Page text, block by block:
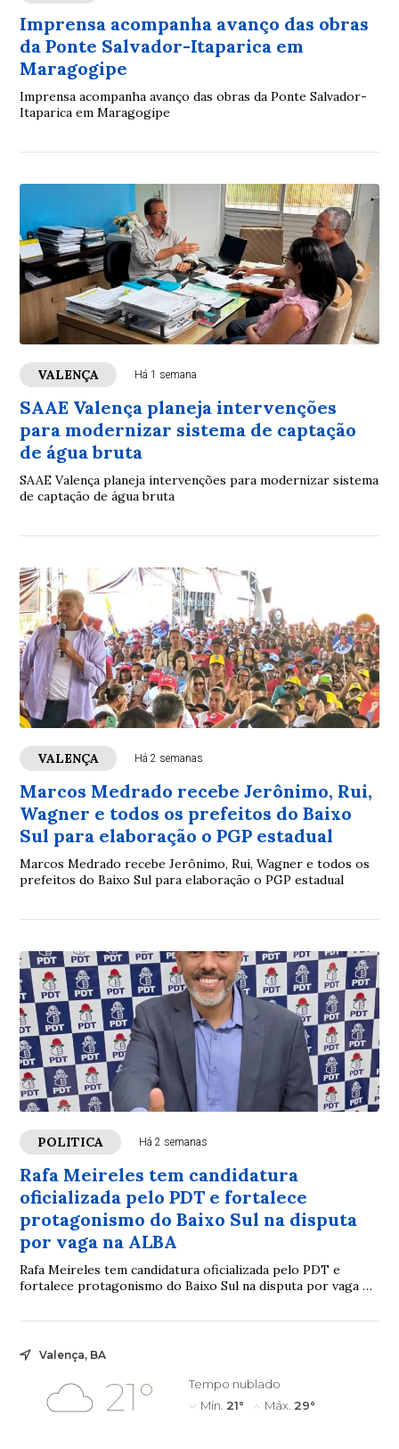
Imprensa acompanha avanço das obras
da Ponte Salvador-Itaparica em
Maragogipe
Imprensa acompanha avanço das obras da Ponte Salvador-
Itaparica em Maragogipe
VALENÇA Há 1 semana
SAAE Valença planeja intervenções
para modernizar sistema de captação
de água bruta
SAAE Valença planeja intervenções para modernizar sistema
de captação de água bruta
VALENÇA Há 2 semanas
Marcos Medrado recebe Jerônimo, Rui,
Wagner e todos os prefeitos do Baixo
Sul para elaboração o PGP estadual
Marcos Medrado recebe Jerônimo, Rui, Wagner e todos os
prefeitos do Baixo Sul para elaboração o PGP estadual
POLITICA Há 2 semanas
Rafa Meireles tem candidatura
oficializada pelo PDT e fortalece
protagonismo do Baixo Sul na disputa
por vaga na ALBA
Rafa Meireles tem candidatura oficializada pelo PDT e
fortalece protagonismo do Baixo Sul na disputa por vaga na
Valença, BA
21°
Tempo nublado
Mín. 21° Máx. 29°